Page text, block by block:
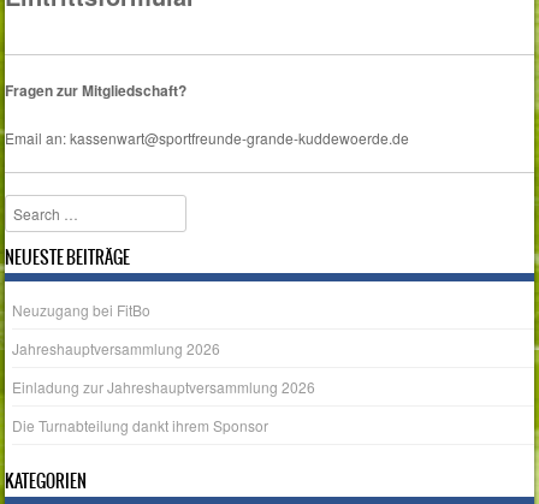
Fragen zur Mitgliedschaft?
Email an: kassenwart@sportfreunde-grande-kuddewoerde.de
Search
NEUESTE BEITRÄGE
Neuzugang bei FitBo
Jahreshauptversammlung 2026
Einladung zur Jahreshauptversammlung 2026
Die Turnabteilung dankt ihrem Sponsor
KATEGORIEN